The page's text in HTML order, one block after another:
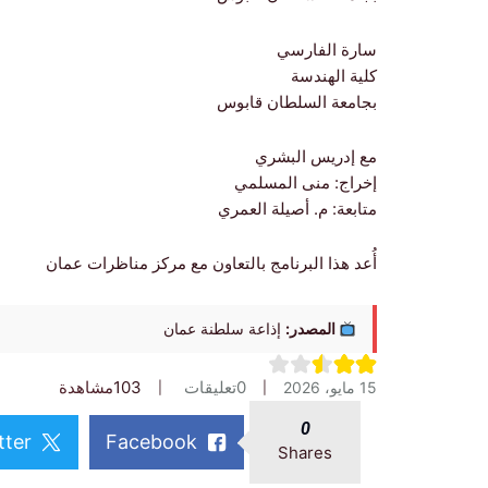
سارة الفارسي
كلية الهندسة
بجامعة السلطان قابوس
مع إدريس البشري
إخراج: منى المسلمي
‏متابعة: م. أصيلة العمري
أُعد هذا البرنامج بالتعاون مع مركز مناظرات عمان
المصدر: إذاعة سلطنة عمان
15 مايو، 2026 0تعليقات 103مشاهدة
0
Shares
Facebook